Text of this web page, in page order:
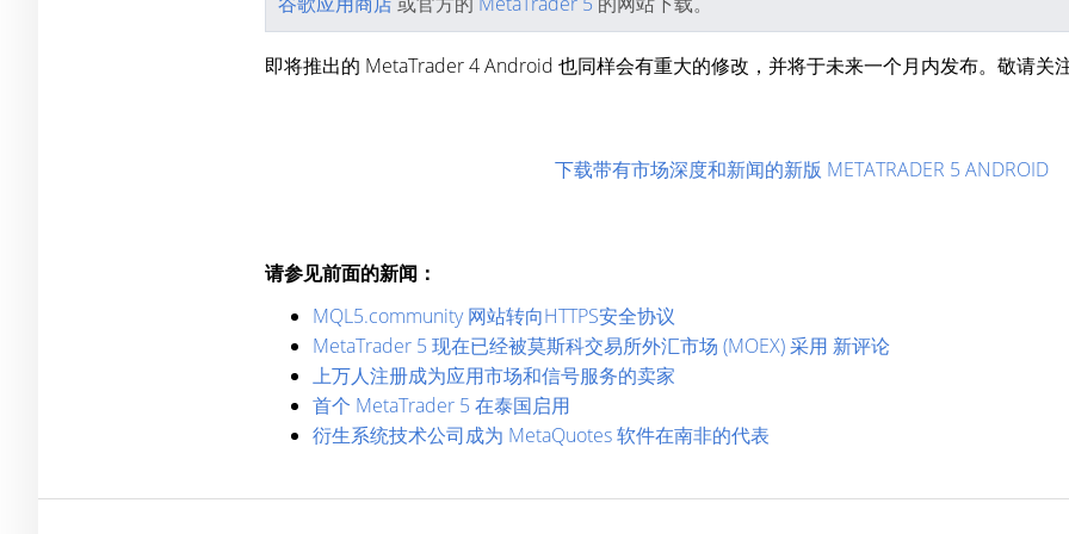
即将推出的 MetaTrader 4 Android 也同样会有重大的修改，并将于未来一个月内发布。敬请关注
下载带有市场深度和新闻的新版 METATRADER 5 ANDROID
请参见前面的新闻：
MQL5.community 网站转向HTTPS安全协议
MetaTrader 5 现在已经被莫斯科交易所外汇市场 (MOEX) 采用 新评论
上万人注册成为应用市场和信号服务的卖家
首个 MetaTrader 5 在泰国启用
衍生系统技术公司成为 MetaQuotes 软件在南非的代表